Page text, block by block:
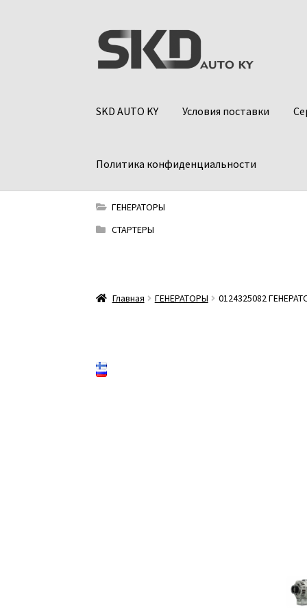
Перейти
к
навигации
Перейти
к
содержимому
SKD AUTO KY Условия поставки
Политика конфиденциальности
ГЕНЕРАТОРЫ
СТАРТЕРЫ
Главная ГЕНЕРАТОРЫ 0124325082